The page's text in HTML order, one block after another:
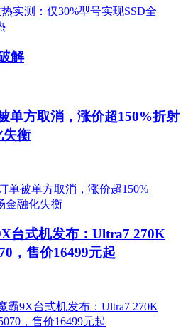
解
单方取消，涨价超150%折射
失衡
台式机发布：Ultra7 270K
，售价16499元起